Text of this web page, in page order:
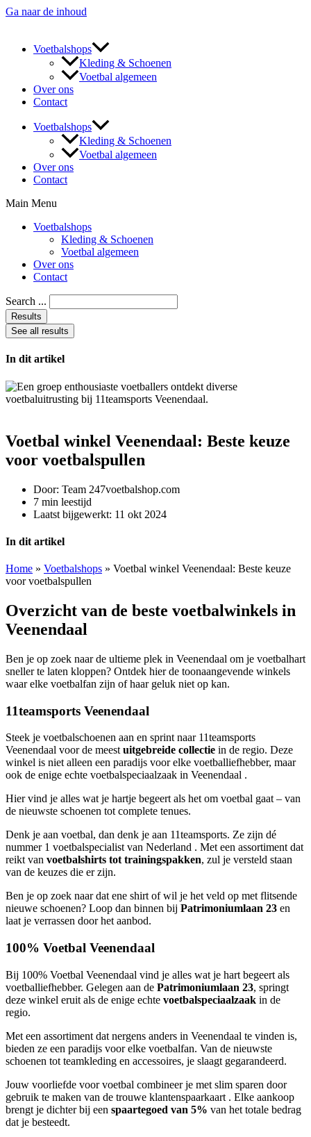
Ga naar de inhoud
Voetbalshops
Kleding & Schoenen
Voetbal algemeen
Over ons
Contact
Voetbalshops
Kleding & Schoenen
Voetbal algemeen
Over ons
Contact
Main Menu
Voetbalshops
Kleding & Schoenen
Voetbal algemeen
Over ons
Contact
Search ...
Results
See all results
In dit artikel
Voetbal winkel Veenendaal: Beste keuze
voor voetbalspullen
Door: Team 247voetbalshop.com
7 min leestijd
Laatst bijgewerkt: 11 okt 2024
In dit artikel
Home » Voetbalshops » Voetbal winkel Veenendaal: Beste keuze
voor voetbalspullen
Overzicht van de beste voetbalwinkels in
Veenendaal
Ben je op zoek naar de ultieme plek in Veenendaal om je voetbalhart
sneller te laten kloppen? Ontdek hier de toonaangevende winkels
waar elke voetbalfan zijn of haar geluk niet op kan.
11teamsports Veenendaal
Steek je voetbalschoenen aan en sprint naar 11teamsports
Veenendaal voor de meest uitgebreide collectie in de regio. Deze
winkel is niet alleen een paradijs voor elke voetballiefhebber, maar
ook de enige echte voetbalspeciaalzaak in Veenendaal .
Hier vind je alles wat je hartje begeert als het om voetbal gaat – van
de nieuwste schoenen tot complete tenues.
Denk je aan voetbal, dan denk je aan 11teamsports. Ze zijn dé
nummer 1 voetbalspecialist van Nederland . Met een assortiment dat
reikt van voetbalshirts tot trainingspakken, zul je versteld staan
van de keuzes die er zijn.
Ben je op zoek naar dat ene shirt of wil je het veld op met flitsende
nieuwe schoenen? Loop dan binnen bij Patrimoniumlaan 23 en
laat je verrassen door het aanbod.
100% Voetbal Veenendaal
Bij 100% Voetbal Veenendaal vind je alles wat je hart begeert als
voetballiefhebber. Gelegen aan de Patrimoniumlaan 23, springt
deze winkel eruit als de enige echte voetbalspeciaalzaak in de
regio.
Met een assortiment dat nergens anders in Veenendaal te vinden is,
bieden ze een paradijs voor elke voetbalfan. Van de nieuwste
schoenen tot teamkleding en accessoires, je slaagt gegarandeerd.
Jouw voorliefde voor voetbal combineer je met slim sparen door
gebruik te maken van de trouwe klantenspaarkaart . Elke aankoop
brengt je dichter bij een spaartegoed van 5% van het totale bedrag
dat je besteedt.